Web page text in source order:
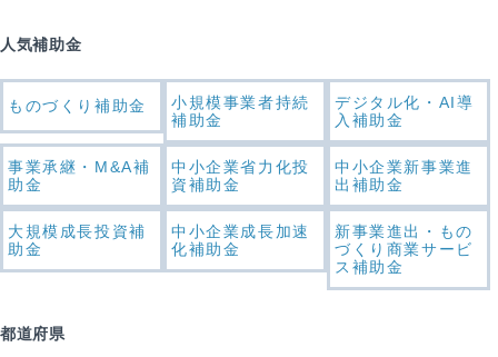
人気補助金
ものづくり補助金
小規模事業者持続
補助金
デジタル化・AI導
入補助金
事業承継・M&A補
助金
中小企業省力化投
資補助金
中小企業新事業進
出補助金
大規模成長投資補
助金
中小企業成長加速
化補助金
新事業進出・もの
づくり商業サービ
ス補助金
都道府県